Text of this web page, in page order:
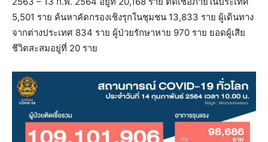
5,501 ราย ค้นหาคัดกรองเชิงรุกในชุมชน 13,833 ราย ผู้เดินทาง
จากต่างประเทศ 834 ราย ผู้ป่วยรักษาหาย 970 ราย ยอดผู้เสีย
ชีวิตสะสมอยู่ที่ 20 ราย